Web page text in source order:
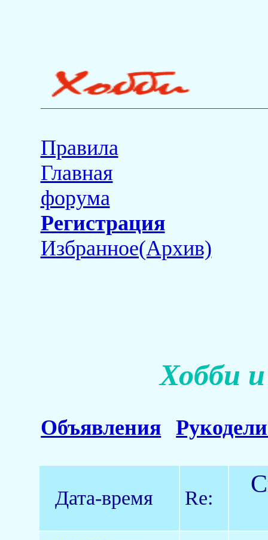
Правила
Главная
форума
Регистрация
Избранное(Архив)
Хобби
Объявления
Дата-время Re: